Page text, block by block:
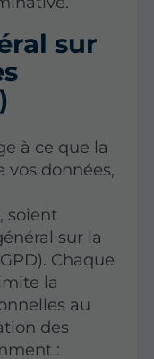
sur
à ce que la
données,
, soient
sur la
Chaque
la
au
des
: